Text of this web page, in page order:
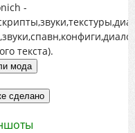
-
текста).